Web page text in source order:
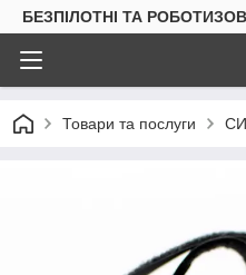
БЕЗПІЛОТНІ ТА
Товари та послуги